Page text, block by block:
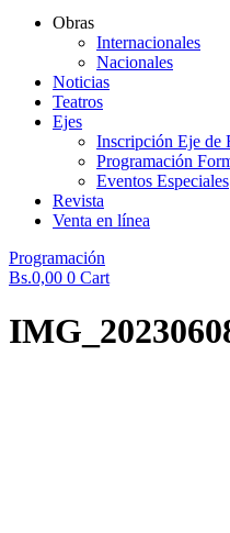
Obras
Internacionales
Nacionales
Noticias
Teatros
Ejes
Inscripción Eje de
Programación
Eventos Especiales
Revista
Venta en línea
Programación
Bs.0,00 0 Cart